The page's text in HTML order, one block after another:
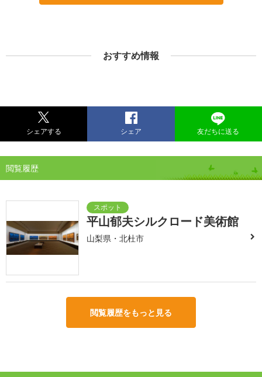
おすすめ情報
シェアする シェア 友だちに送る
閲覧履歴
平山郁夫シルクロード美術館
山梨県・北杜市
閲覧履歴をもっと見る